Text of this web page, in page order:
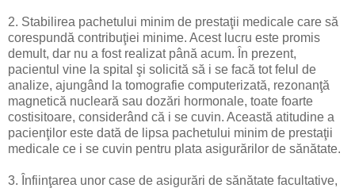
2. Stabilirea pachetului minim de prestaţii medicale care să
corespundă contribuţiei minime. Acest lucru este promis
demult, dar nu a fost realizat până acum. În prezent,
pacientul vine la spital şi solicită să i se facă tot felul de
analize, ajungând la tomografie computerizată, rezonanţă
magnetică nucleară sau dozări hormonale, toate foarte
costisitoare, considerând că i se cuvin. Această atitudine a
pacienţilor este dată de lipsa pachetului minim de prestaţii
medicale ce i se cuvin pentru plata asigurărilor de sănătate.
3. Înfiinţarea unor case de asigurări de sănătate facultative,